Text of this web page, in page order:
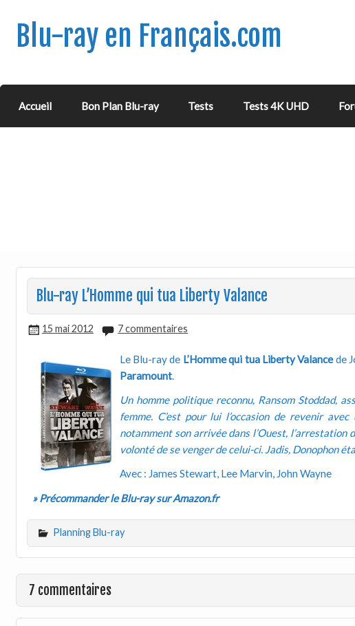
Blu-ray en Français.com
Accueil Bon Plan Blu-ray Tests Tests 4K UHD
Blu-ray L’Homme qui tua Liberty Valance
15 mai 2012 7 commentaires
Le Blu-ray de L’Homme qui tua Liberty Valancede
Paramount.
Un homme politique reconnu, Ransom Stoddad,
femme. C’est pour lui l’occasion de revenir
notamment son arrivée dans l’Ouest,
volonté de se venger de celui-ci. Jadis, Donophon
Avec : James Stewart, Lee Marvin, John Wayne
» Précommander le Blu-ray sur Amazon.fr
Planning Blu-ray
7 commentaires